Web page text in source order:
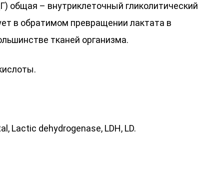
общая – внутриклеточный гликолитический
в обратимом превращении лактата в
тканей организма.
Lactic dehydrogenase, LDH, LD.